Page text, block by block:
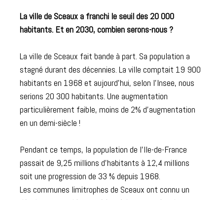
La ville de Sceaux a franchi le seuil des 20 000
habitants. Et en 2030, combien serons-nous ?
La ville de Sceaux fait bande à part. Sa population a
stagné durant des décennies. La ville comptait 19 900
habitants en 1968 et aujourd’hui, selon l’Insee, nous
serions 20 300 habitants. Une augmentation
particulièrement faible, moins de 2% d’augmentation
en un demi-siècle !
Pendant ce temps, la population de l’Ile-de-France
passait de 9,25 millions d’habitants à 12,4 millions
soit une progression de 33 % depuis 1968.
Les communes limitrophes de Sceaux ont connu un